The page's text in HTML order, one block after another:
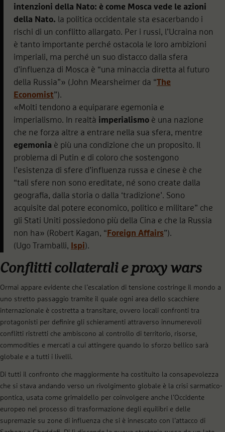
intenzioni della Nato: è come Mosca vede le azioni
della Nato. la politica occidentale sta esacerbando i
rischi di un conflitto allargato. Per i russi, l’Ucraina non
è tanto importante perché ostacola le loro ambizioni
imperiali, ma perché un suo distacco dalla sfera
d’influenza di Mosca è “una minaccia diretta al futuro
della Russia”» (John Mearsheimer da “The
Economist”).
«Molti tendono a equiparare egemonia e
imperialismo. In realtà imperialismo è una nazione
che ne forza altre a entrare nella sua sfera, mentre
egemonia è più una condizione che un proposito. Il
problema di Putin e di coloro che sostengono
l’esistenza di sfere d’influenza russa e cinese è che
“tali sfere non sono ereditate, né sono create dalla
geografia, dalla storia o dalla ‘tradizione’. Sono
acquisite dal potere economico, politico e militare” che
gli Stati Uniti possiedono più della Cina e che la Russia
non ha» (Robert Kagan, “ Foreign Affairs”).
(Ugo Tramballi,
Ispi).
Conflitti collaterali e proxy wars
Ormai appare evidente che l’escalation di tensione costringe il mondo a
uno stretto passaggio tramite il quale ogni area dello scacchiere
internazionale è costretta a transitare, ovvero locali confronti tra
protagonisti per definire gli schieramenti attraverso innumerevoli
conflitti ristretti che ambiscono al controllo di territorio, risorse,
commodities e mercati a cui attingere quando lo sforzo bellico sarà
globale e a tutti i livelli.
Di tutti il confronto che maggiormente ha costituito la consapevolezza
che si stava andando verso un rivolgimento globale è la crisi sarmatico-
pontica, usata come grimaldello per coinvolgere anche l’Occidente
europeo nel processo di trasformazione degli equilibri e delle
supremazie su zone di influenza che si è innescato con l’attacco di